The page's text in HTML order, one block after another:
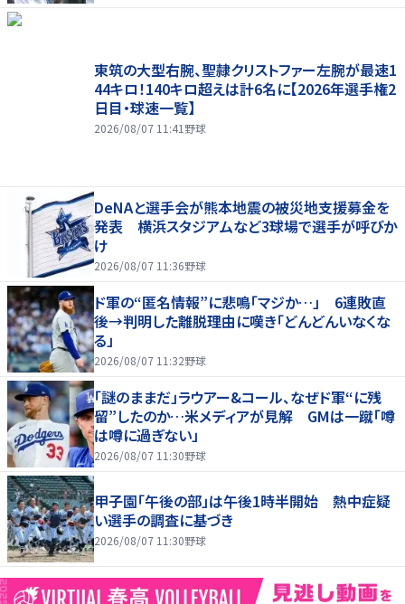
東筑の大型右腕、聖隷クリストファー左腕が最速1
44キロ！140キロ超えは計6名に【2026年選手権2
日目・球速一覧】
2026/08/07 11:41 野球
DeNAと選手会が熊本地震の被災地支援募金を
発表 横浜スタジアムなど3球場で選手が呼びか
け
2026/08/07 11:36野球
ド軍の“匿名情報”に悲鳴「マジか…」 6連敗直
後→判明した離脱理由に嘆き「どんどんいなくな
る」
2026/08/07 11:32野球
「謎のままだ」ラウアー&コール、なぜド軍“に残
留”したのか…米メディアが見解 GMは一蹴「噂
は噂に過ぎない」
2026/08/07 11:30野球
甲子園「午後の部」は午後1時半開始 熱中症疑
い選手の調査に基づき
2026/08/07 11:30野球